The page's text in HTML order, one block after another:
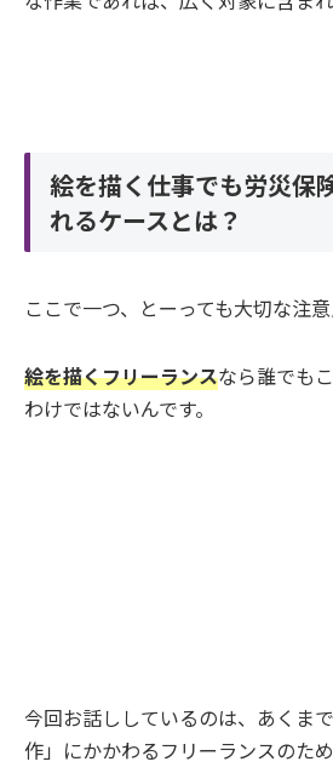
絵を描く仕事でも労災保
れるケースとは？
ここで一つ、とーっても大切な注意
絵を描くフリーランスなら誰でも
わけではないんです。
今回お話ししているのは、あくま
作」にかかわるフリーランスのた